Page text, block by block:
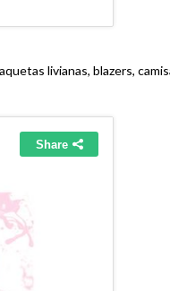
livianas, blazers,